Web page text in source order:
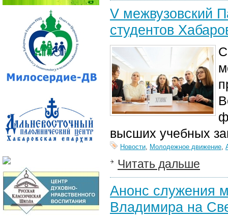
V межвузовский
студентов
высших учебных
Новости, Молодежное движение,
Читать дальше
Анонс служения
Владимира на